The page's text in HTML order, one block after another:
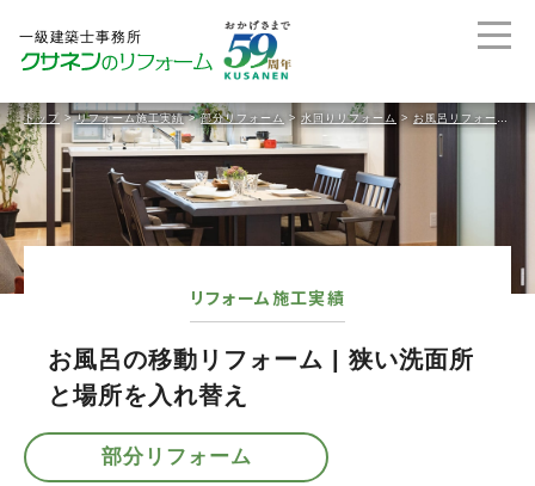
トップ >リフォーム施工実績>部分リフォーム > 水回りリフォーム > お風呂リフォーム
リフォーム施工実績
お風呂の移動リフォーム | 狭い洗面所
と場所を入れ替え
部分リフォーム